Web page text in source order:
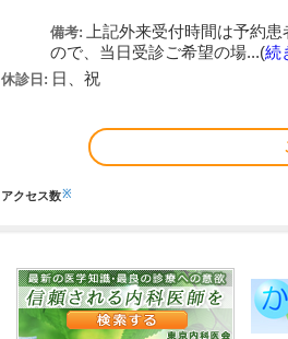
備考:
上記外来受付時間は予約
ので、当日受診ご希望の場...(続
休診日: 日、祝
アクセス数※